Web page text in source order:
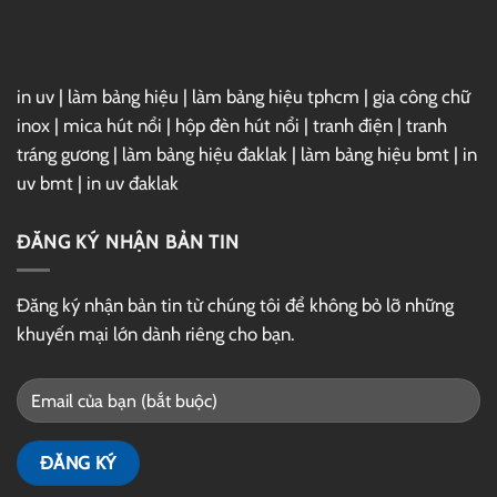
in uv | làm bảng hiệu | làm bảng hiệu tphcm | gia công chữ
inox | mica hút nổi | hộp đèn hút nổi | tranh điện | tranh
tráng gương | làm bảng hiệu đaklak | làm bảng hiệu bmt | in
uv bmt | in uv đaklak
ĐĂNG KÝ NHẬN BẢN TIN
Đăng ký nhận bản tin từ chúng tôi để không bỏ lỡ những
khuyến mại lớn dành riêng cho bạn.